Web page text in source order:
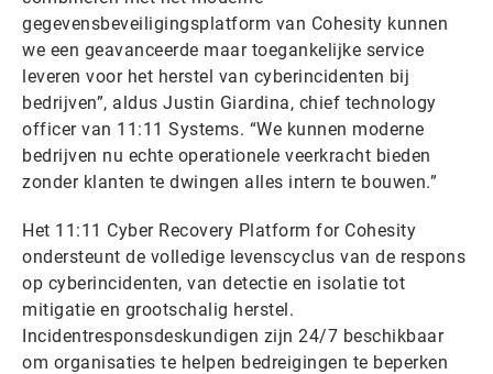
gegevensbeveiligingsplatform van Cohesity kunnen
we een geavanceerde maar toegankelijke service
leveren voor het herstel van cyberincidenten bij
bedrijven”, aldus Justin Giardina, chief technology
officer van 11:11 Systems. “We kunnen moderne
bedrijven nu echte operationele veerkracht bieden
zonder klanten te dwingen alles intern te bouwen.”
Het 11:11 Cyber Recovery Platform for Cohesity
ondersteunt de volledige levenscyclus van de respons
op cyberincidenten, van detectie en isolatie tot
mitigatie en grootschalig herstel.
Incidentresponsdeskundigen zijn 24/7 beschikbaar
om organisaties te helpen bedreigingen te beperken